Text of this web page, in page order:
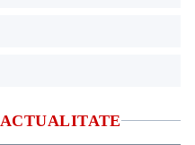
ACTUALITATE